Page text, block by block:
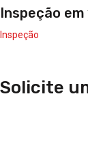
Inspeção
Inspeção
Solicite